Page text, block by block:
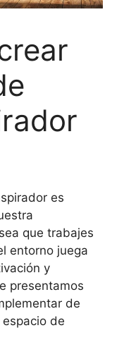
es
que trabajes
entorno juega
y
presentamos
de
de